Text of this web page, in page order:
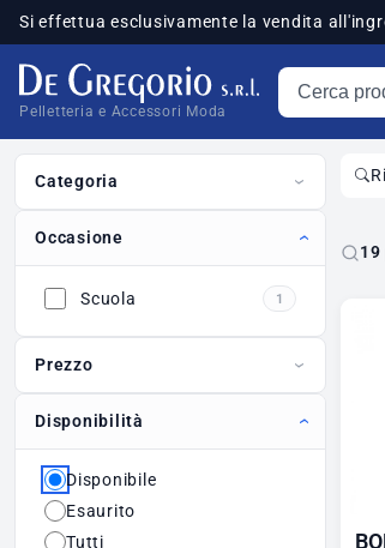
Si effettua esclusivamente la vendita
Pelletteria e Accessori Moda
Cerca
Categoria
Occasione
Scuola 1
Prezzo
Disponibilità
Disponibile
Esaurito
Tutti